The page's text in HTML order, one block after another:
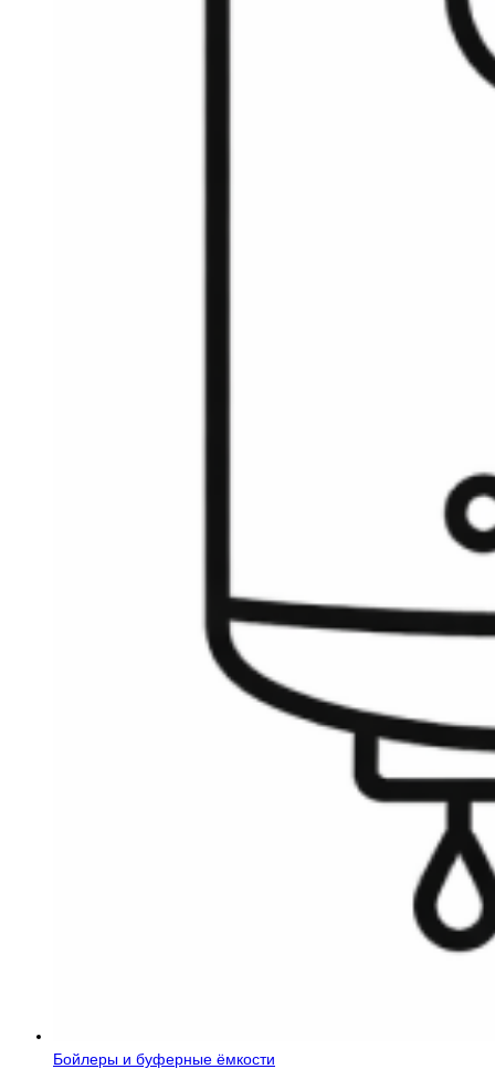
Бойлеры и буферные ёмкости